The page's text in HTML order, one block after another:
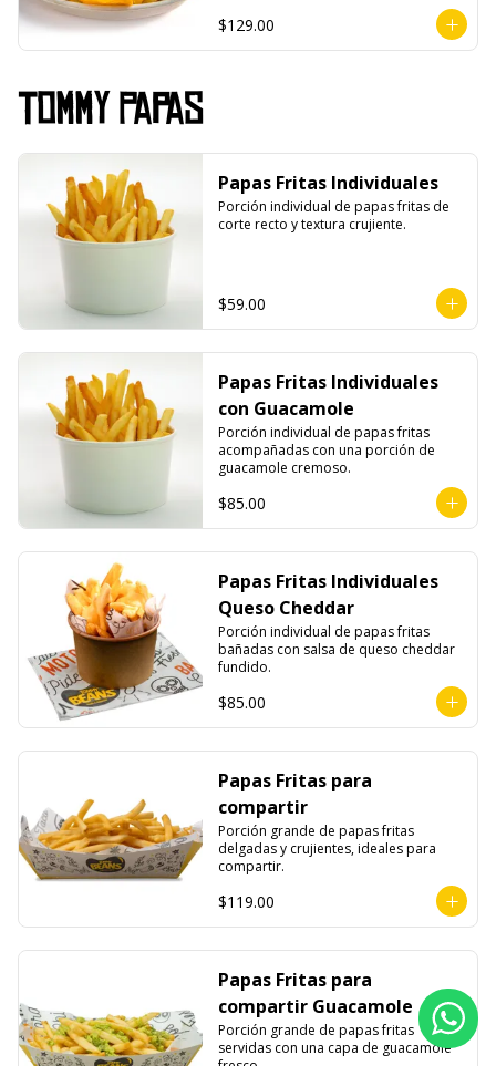
$129.00
Tommy Papas
Papas Fritas Individuales
Porción individual de papas fritas de
corte recto y textura crujiente.
$59.00
Papas Fritas Individuales
con Guacamole
Porción individual de papas fritas
acompañadas con una porción de
guacamole cremoso.
$85.00
Papas Fritas Individuales
Queso Cheddar
Porción individual de papas fritas
bañadas con salsa de queso cheddar
fundido.
$85.00
Papas Fritas para
compartir
Porción grande de papas fritas
delgadas y crujientes, ideales para
compartir.
$119.00
Papas Fritas para
compartir Guacamole
Porción grande de papas fritas
servidas con una capa de guacamole